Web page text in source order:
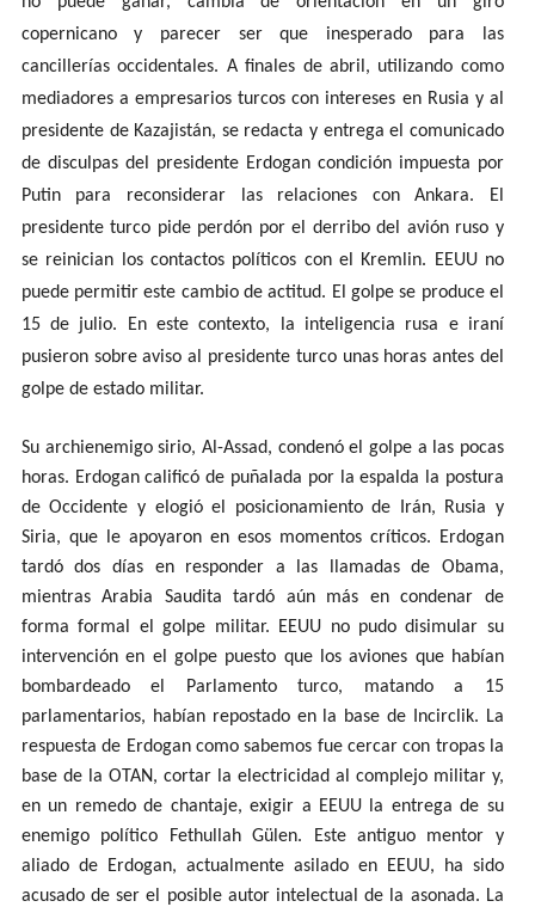
copernicano y parecer ser que inesperado para las
cancillerías occidentales. A finales de abril, utilizando como
mediadores a empresarios turcos con intereses en Rusia y al
presidente de Kazajistán, se redacta y entrega el comunicado
de disculpas del presidente Erdogan condición impuesta por
Putin para reconsiderar las relaciones con Ankara. El
presidente turco pide perdón por el derribo del avión ruso y
se reinician los contactos políticos con el Kremlin. EEUU no
puede permitir este cambio de actitud. El golpe se produce el
15 de julio. En este contexto, la inteligencia rusa e iraní
pusieron sobre aviso al presidente turco unas horas antes del
golpe de estado militar.
Su archienemigo sirio, Al-Assad, condenó el golpe a las pocas
horas. Erdogan calificó de puñalada por la espalda la postura
de Occidente y elogió el posicionamiento de Irán, Rusia y
Siria, que le apoyaron en esos momentos críticos. Erdogan
tardó dos días en responder a las llamadas de Obama,
mientras Arabia Saudita tardó aún más en condenar de
forma formal el golpe militar. EEUU no pudo disimular su
intervención en el golpe puesto que los aviones que habían
bombardeado el Parlamento turco, matando a 15
parlamentarios, habían repostado en la base de Incirclik. La
respuesta de Erdogan como sabemos fue cercar con tropas la
base de la OTAN, cortar la electricidad al complejo militar y,
en un remedo de chantaje, exigir a EEUU la entrega de su
enemigo político Fethullah Gülen. Este antiguo mentor y
aliado de Erdogan, actualmente asilado en EEUU, ha sido
acusado de ser el posible autor intelectual de la asonada. La